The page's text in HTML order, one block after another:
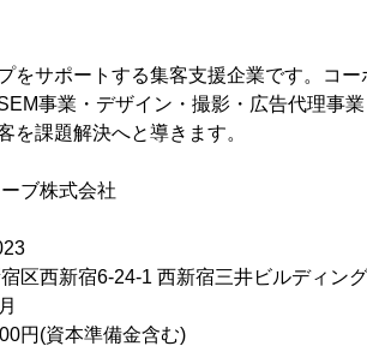
をサポートする集客支援企業です。コ
事業・デザイン・撮影・広告代理事
を課題解決へと導きます。
株式会社
6-24-1 西新宿三井ビルディング
(資本準備金含む)